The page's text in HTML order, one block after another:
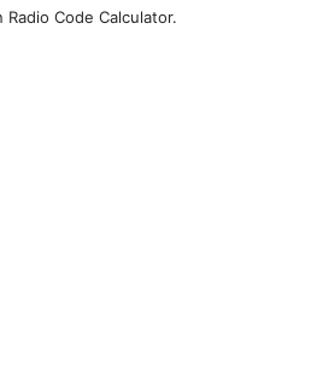
Code Calculator.